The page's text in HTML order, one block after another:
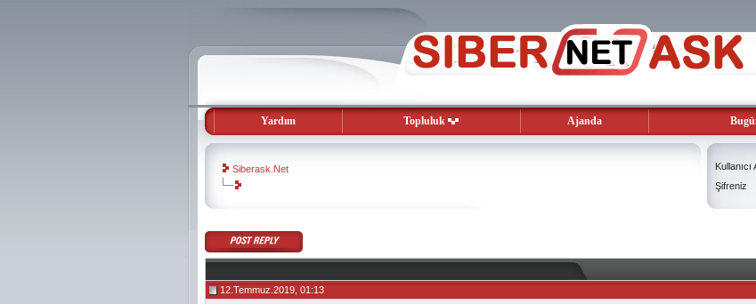
Yardım Topluluk Ajanda
Siberask.Net Kullanıcı
Şifreniz
evooli
gaziantep
escort
gaziantep
escort
12.Temmuz.2019, 01:13